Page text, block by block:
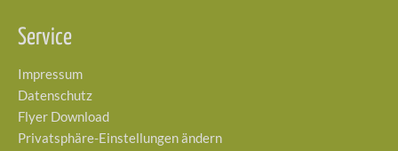
Service
Impressum
Datenschutz
Flyer Download
Privatsphäre-Einstellungen ändern